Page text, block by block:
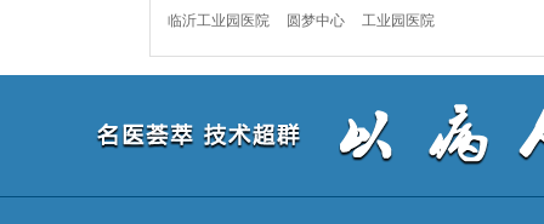
临沂工业园医院 圆梦中心 工业园医院